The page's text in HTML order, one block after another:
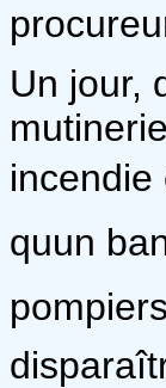
Un jour,
incendie
quun